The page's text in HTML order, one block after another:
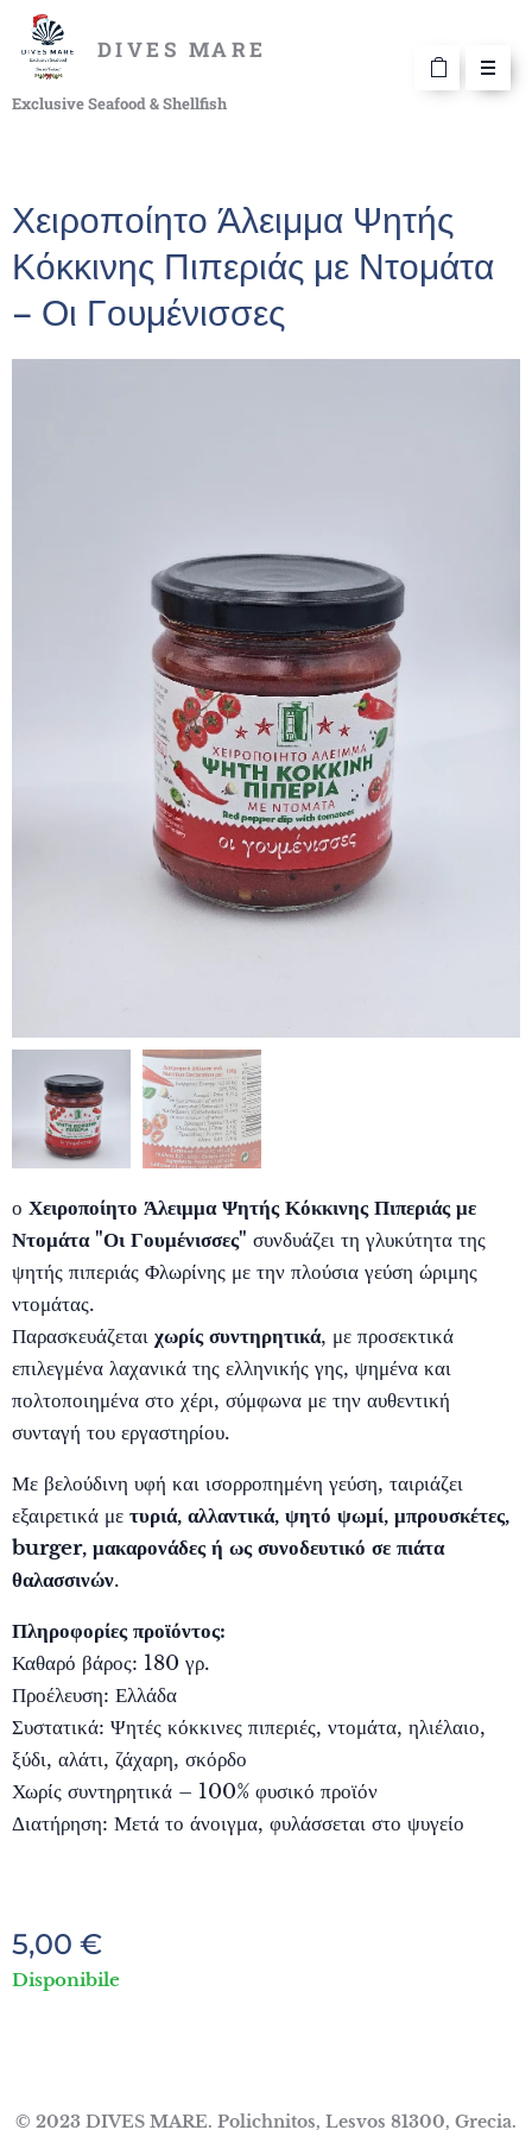
DIVES MARE
Exclusive Seafood & Shellfish
Χειροποίητο Άλειμμα Ψητής
Κόκκινης Πιπεριάς με Ντομάτα
– Οι Γουμένισσες
ο Χειροποίητο Άλειμμα Ψητής Κόκκινης Πιπεριάς με
Ντομάτα "Οι Γουμένισσες" συνδυάζει τη γλυκύτητα της
ψητής πιπεριάς Φλωρίνης με την πλούσια γεύση ώριμης
ντομάτας.
Παρασκευάζεται χωρίς συντηρητικά, με προσεκτικά
επιλεγμένα λαχανικά της ελληνικής γης, ψημένα και
πολτοποιημένα στο χέρι, σύμφωνα με την αυθεντική
συνταγή του εργαστηρίου.
Με βελούδινη υφή και ισορροπημένη γεύση, ταιριάζει
εξαιρετικά με τυριά, αλλαντικά, ψητό ψωμί, μπρουσκέτες,
burger, μακαρονάδες ή ως συνοδευτικό σε πιάτα
θαλασσινών.
Πληροφορίες προϊόντος:
Καθαρό βάρος: 180 γρ.
Προέλευση: Ελλάδα
Συστατικά: Ψητές κόκκινες πιπεριές, ντομάτα, ηλιέλαιο,
ξύδι, αλάτι, ζάχαρη, σκόρδο
Χωρίς συντηρητικά – 100% φυσικό προϊόν
Διατήρηση: Μετά το άνοιγμα, φυλάσσεται στο ψυγείο
5,00 €
Disponibile
© 2023 DIVES MARE. Polichnitos, Lesvos 81300, Grecia.